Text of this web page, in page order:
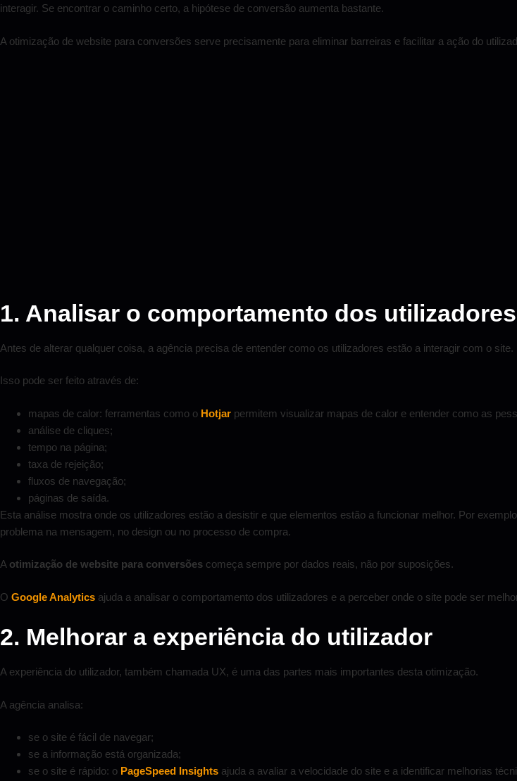
interagir. Se encontrar o caminho certo, a hipótese de conversão aumenta bastante.
A otimização de website para conversões serve precisamente para eliminar barreiras e facilitar a ação do
1. Analisar o comportamento dos utilizadores
Antes de alterar qualquer coisa, a agência precisa de entender como os utilizadores estão a interagir com o site.
Isso pode ser feito através de:
mapas de calor: ferramentas como o Hotjar permitem visualizar mapas de calor e entender como as
análise de cliques;
tempo na página;
taxa de rejeição;
fluxos de navegação;
páginas de saída.
Esta análise mostra onde os utilizadores estão a desistir e que elementos estão a funcionar melhor. Por
problema na mensagem, no design ou no processo de compra.
A otimização de website para conversões começa sempre por dados reais, não por suposições.
O Google Analytics ajuda a analisar o comportamento dos utilizadores e a perceber onde o site pode ser
2. Melhorar a experiência do utilizador
A experiência do utilizador, também chamada UX, é uma das partes mais importantes desta otimização.
A agência analisa:
se o site é fácil de navegar;
se a informação está organizada;
se o site é rápido: o PageSpeed Insights ajuda a avaliar a velocidade do site e a identificar melhorias